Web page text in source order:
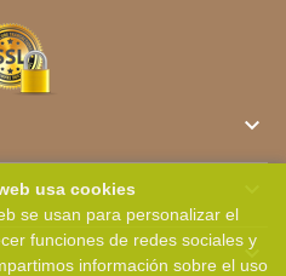


usa cookies
se usan para personalizar el
funciones de redes sociales y
información sobre el uso